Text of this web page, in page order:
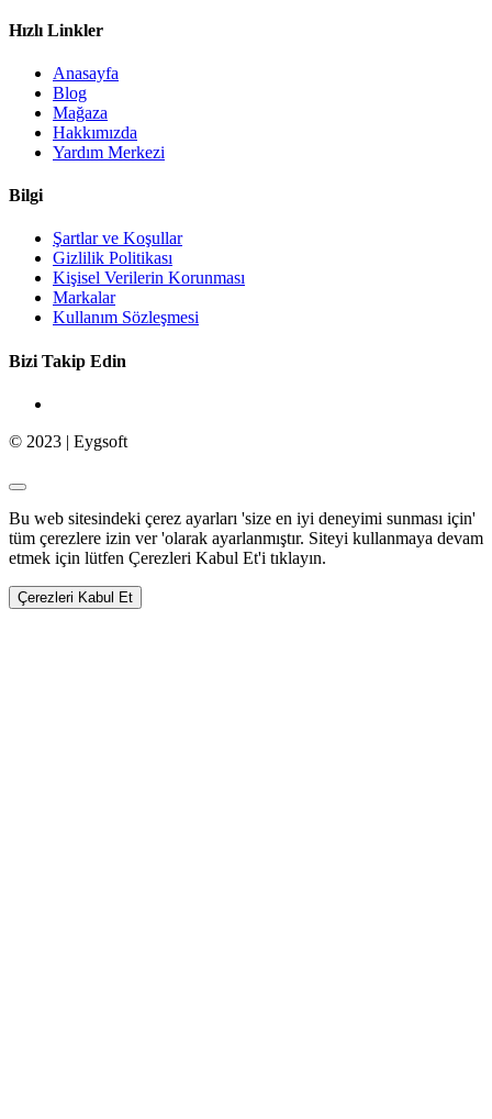
Hızlı Linkler
Anasayfa
Blog
Mağaza
Hakkımızda
Yardım Merkezi
Bilgi
Şartlar ve Koşullar
Gizlilik Politikası
Kişisel Verilerin Korunması
Markalar
Kullanım Sözleşmesi
Bizi Takip Edin
© 2023 | Eygsoft
Bu web sitesindeki çerez ayarları 'size en iyi deneyimi sunması için'
tüm çerezlere izin ver 'olarak ayarlanmıştır. Siteyi kullanmaya devam
etmek için lütfen Çerezleri Kabul Et'i tıklayın.
Çerezleri Kabul Et